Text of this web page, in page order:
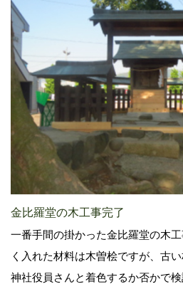
金比羅堂の木工事完了
一番手間の掛かった金比羅堂の木
く入れた材料は木曽桧ですが、古
神社役員さんと着色するか否かで検